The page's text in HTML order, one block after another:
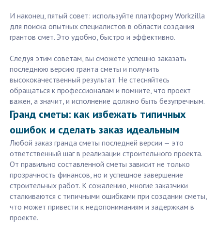
И наконец, пятый совет: используйте платформу Workzilla
для поиска опытных специалистов в области создания
грантов смет. Это удобно, быстро и эффективно.
Следуя этим советам, вы сможете успешно заказать
последнюю версию гранта сметы и получить
высококачественный результат. Не стесняйтесь
обращаться к профессионалам и помните, что проект
важен, а значит, и исполнение должно быть безупречным.
Гранд сметы: как избежать типичных
ошибок и сделать заказ идеальным
Любой заказ гранда сметы последней версии — это
ответственный шаг в реализации строительного проекта.
От правильно составленной сметы зависит не только
прозрачность финансов, но и успешное завершение
строительных работ. К сожалению, многие заказчики
сталкиваются с типичными ошибками при создании сметы,
что может привести к недопониманиям и задержкам в
проекте.